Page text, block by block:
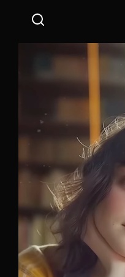
Press Enter / Return
Login
Username or Email
Remember Me